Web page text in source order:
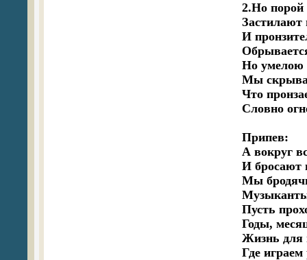
2.Но
Застилают
И
Но умелою
Мы
Что
Словно
Припев:
А вокруг
И бросают
Мы
Пусть
Годы,
Жизнь для
Где